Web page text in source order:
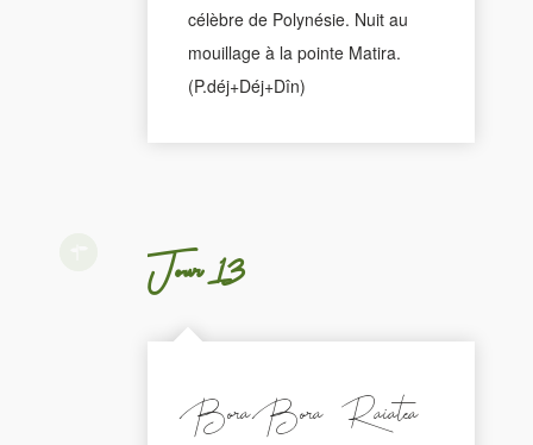
célèbre de Polynésie. Nuit au
mouillage à la pointe Matira.
(P.déj+Déj+Dîn)
Jour 13
Bora Bora - Raiatea